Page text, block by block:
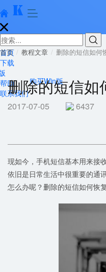
  


首页
下载
购买Win版
帮助
联系我们
首页 教程文章 删除的短信如何
删除的短信如
2017-07-05 6437
现如今，手机短信基本用来接
依旧是日常生活中很重要的通
怎么办呢？删除的短信如何恢